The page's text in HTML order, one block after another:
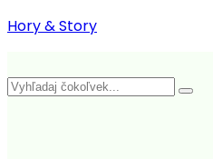
Skip
Hory & Story